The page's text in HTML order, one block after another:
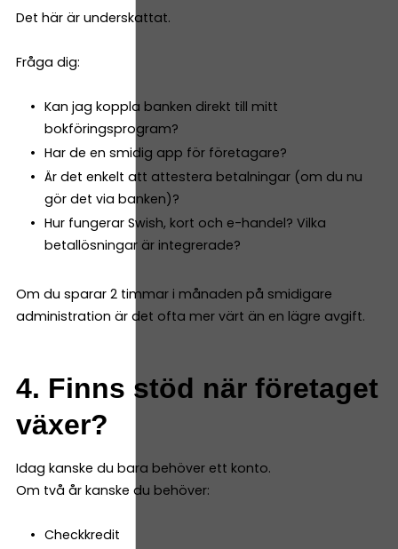
Det här är underskattat.
Fråga dig:
Kan jag koppla banken direkt till mitt
bokföringsprogram?
Har de en smidig app för företagare?
Är det enkelt att attestera betalningar (om du nu
gör det via banken)?
Hur fungerar Swish, kort och e-handel? Vilka
betallösningar är integrerade?
Om du sparar 2 timmar i månaden på smidigare
administration är det ofta mer värt än en lägre avgift.
4. Finns stöd när företaget
växer?
Idag kanske du bara behöver ett konto.
Om två år kanske du behöver:
Checkkredit